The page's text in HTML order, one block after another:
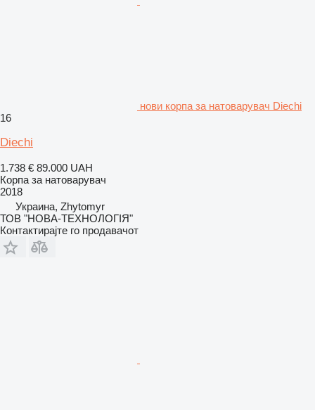
нови корпа за натоварувач Diechi
16
Diechi
1.738 € 89.000 UAH
Корпа за натоварувач
2018
Украина, Zhytomyr
ТОВ "НОВА-ТЕХНОЛОГІЯ"
Контактирајте го продавачот